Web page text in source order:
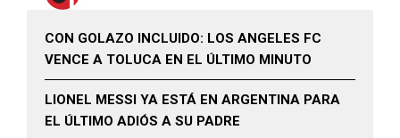
CON GOLAZO INCLUIDO: LOS ANGELES FC
VENCE A TOLUCA EN EL ÚLTIMO MINUTO
LIONEL MESSI YA ESTÁ EN ARGENTINA PARA
EL ÚLTIMO ADIÓS A SU PADRE